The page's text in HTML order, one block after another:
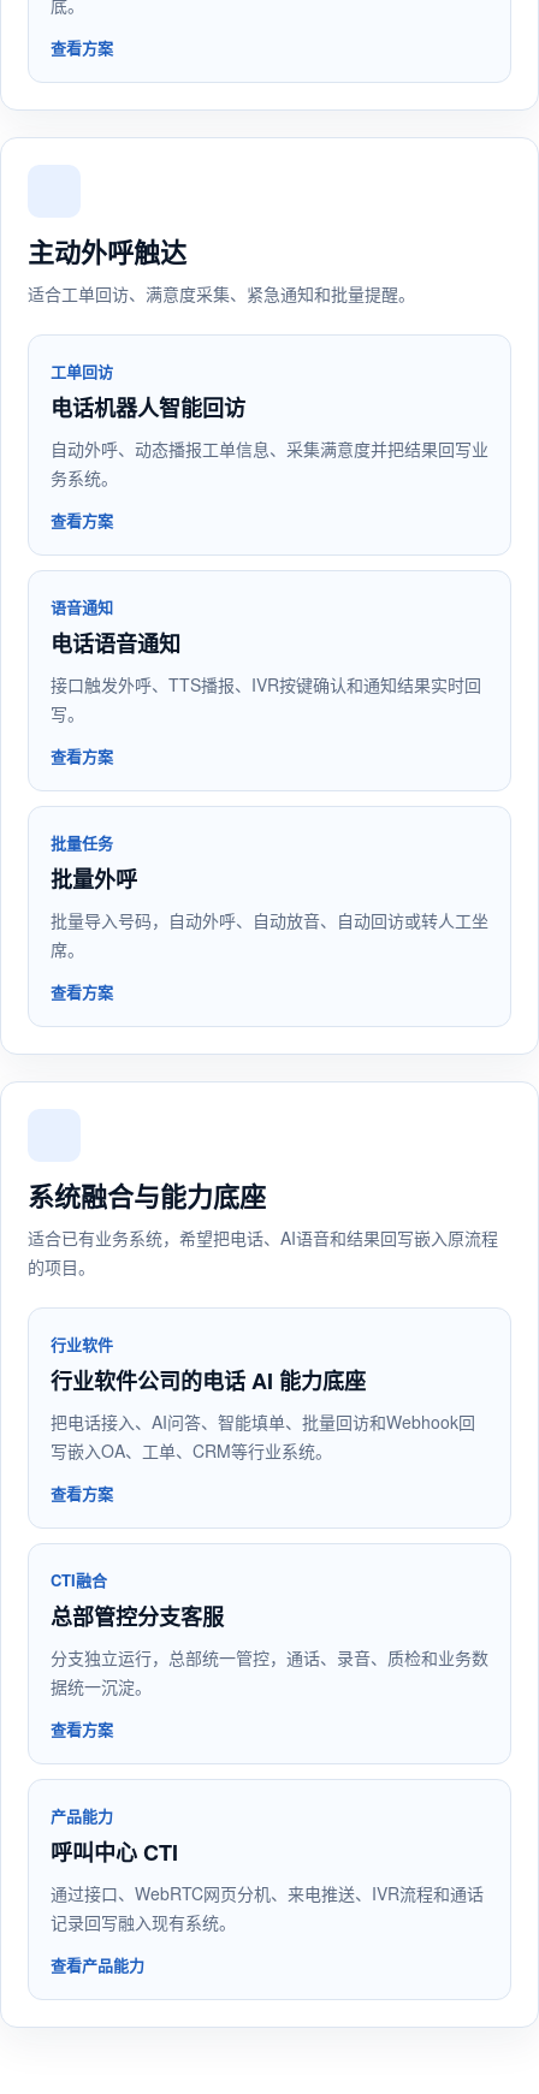
底。
查看方案
主动外呼触达
适合工单回访、满意度采集、紧急通知和批量提醒。
工单回访
电话机器人智能回访
自动外呼、动态播报工单信息、采集满意度并把结果回写业
务系统。
查看方案
语音通知
电话语音通知
接口触发外呼、TTS播报、IVR按键确认和通知结果实时回
写。
查看方案
批量任务
批量外呼
批量导入号码，自动外呼、自动放音、自动回访或转人工坐
席。
查看方案
系统融合与能力底座
适合已有业务系统，希望把电话、AI语音和结果回写嵌入原流程
的项目。
行业软件
行业软件公司的电话 AI 能力底座
把电话接入、AI问答、智能填单、批量回访和Webhook回
写嵌入OA、工单、CRM等行业系统。
查看方案
CTI融合
总部管控分支客服
分支独立运行，总部统一管控，通话、录音、质检和业务数
据统一沉淀。
查看方案
产品能力
呼叫中心 CTI
通过接口、WebRTC网页分机、来电推送、IVR流程和通话
记录回写融入现有系统。
查看产品能力